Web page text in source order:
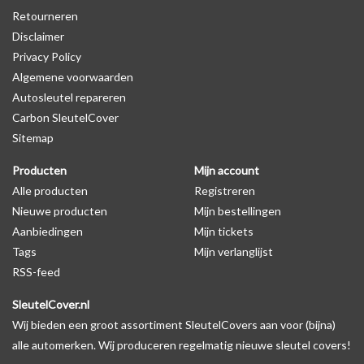
waardoor het logo in de meeste gevallen op de originele
autosleutel behuizing wel zichtbaar is. U kunt dit zelf nagaan door
op de productfoto te kijken of er een logo zichtbaar is.
Levering
Voor 16:00 besteld = Dezelfde dag verzonden
Verzending naar België: 1/3 werkdagen
Specificaties
Merk: SleutelCover
Geschikt voor: Alfa Romeo
Gewicht: 20g
Materiaal: Siliconen
Geschikt voor o.a. de volgende modellen:
* Afhankelijk van het bouwjaar
Retourneren
Disclaimer
Privacy Policy
Algemene voorwaarden
Autosleutel repareren
Carbon SleutelCover
Sitemap
Producten
Alle producten
Nieuwe producten
Aanbiedingen
Tags
RSS-feed
Mijn account
Registreren
Mijn bestellingen
Mijn tickets
Mijn verlanglijst
SleutelCover.nl
Wij bieden een groot assortiment SleutelCovers aan voor (bijna)
alle automerken. Wij produceren regelmatig nieuwe sleutel covers!